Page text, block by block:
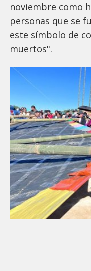
noviembre como
personas que se
este símbolo de
muertos".